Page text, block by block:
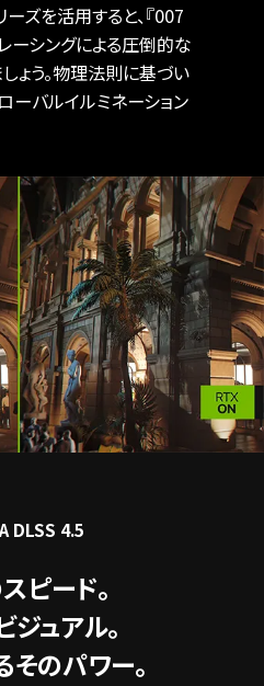
ズを活用すると、『007
ーシングによる圧倒的な
ょう。物理法則に基づい
ーバルイルミネーション
DLSS 4.5
ピード。
ュアル。
のパワー。